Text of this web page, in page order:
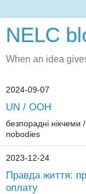
NELC
When an idea
2024-09-07
UN / ООН
безпорадні
nobodies
2023-12-24
Правда життя:
оплату